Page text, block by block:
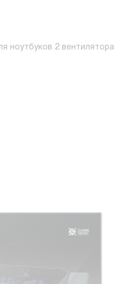
ноутбуков 2 вентилятора